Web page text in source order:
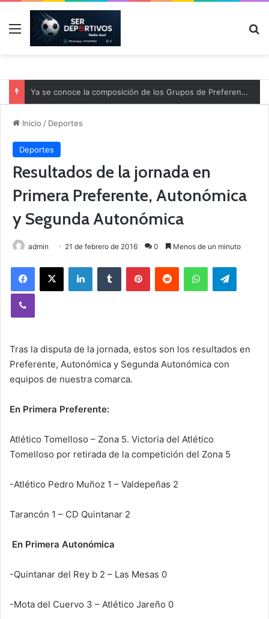
Menú
Ya se conoce la composición de los Grupos de Preferente y el calendario
Inicio / Deportes
Deportes
Resultados de la jornada en
Primera Preferente, Autonómica
y Segunda Autonómica
admin 21 de febrero de 2016 0 Menos de un minuto
Tras la disputa de la jornada, estos son los resultados en
Preferente, Autonómica y Segunda Autonómica con
equipos de nuestra comarca.
En Primera Preferente:
Atlético Tomelloso – Zona 5. Victoria del Atlético
Tomelloso por retirada de la competición del Zona 5
-Atlético Pedro Muñoz 1 – Valdepeñas 2
Tarancón 1 – CD Quintanar 2
En Primera Autonómica
-Quintanar del Rey b 2 – Las Mesas 0
-Mota del Cuervo 3 – Atlético Jareño 0